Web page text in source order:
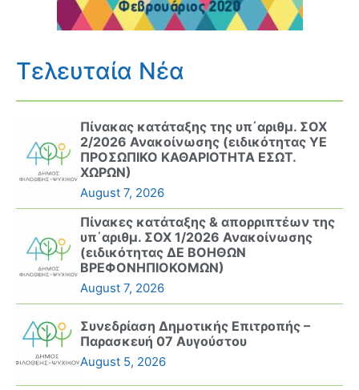
Τελευταία Νέα
Πίνακας κατάταξης της υπ΄αριθμ. ΣΟΧ
2/2026 Ανακοίνωσης (ειδικότητας ΥΕ
ΠΡΟΣΩΠΙΚΟ ΚΑΘΑΡΙΟΤΗΤΑ ΕΣΩΤ.
ΧΩΡΩΝ)
August 7, 2026
Πίνακες κατάταξης & απορριπτέων της
υπ΄αριθμ. ΣΟΧ 1/2026 Ανακοίνωσης
(ειδικότητας ΔΕ ΒΟΗΘΩΝ
ΒΡΕΦΟΝΗΠΙΟΚΟΜΩΝ)
August 7, 2026
Συνεδρίαση Δημοτικής Επιτροπής –
Παρασκευή 07 Αυγούστου
August 5, 2026